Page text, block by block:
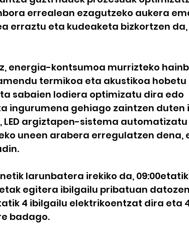
errealean ezagutzeko aukera
erraztu eta kudeaketa bizkortzen
energia-kontsumoa murrizteko
termikoa eta akustikoa hobetu
sabaien lodiera optimizatu dira edo
ingurumena gehiago zaintzen duten
LED argiztapen-sistema
uneen arabera erregulatzen dena,
larunbatera irekiko da, 09:00etatik
egitera ibilgailu pribatuan datozen
4 ibilgailu elektrikoentzat dira eta
badago.